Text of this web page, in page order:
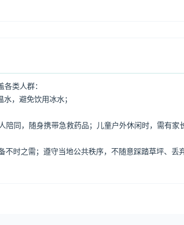
类人群：
，避免饮用冰水；
同，随身携带急救药品；儿童户外休闲时，需有家
时之需；遵守当地公共秩序，不随意踩踏草坪、丢